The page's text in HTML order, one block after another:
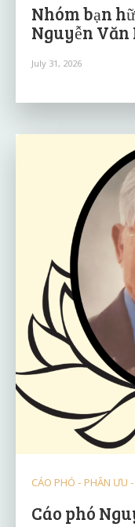
Nhóm bạn
Nguyễn Văn
July 31, 2026
CÁO PHÓ - PHÂN ƯU
Cáo phó